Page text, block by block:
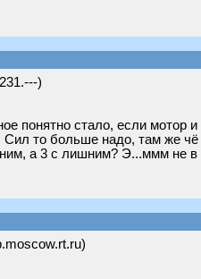
)
понятно стало, если мотор
то больше надо, там же
а 3 с лишним? Э...ммм не в